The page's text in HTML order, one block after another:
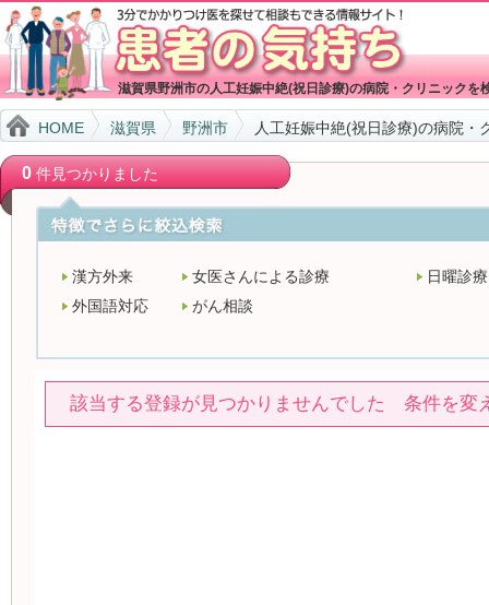
滋賀県野洲市の人工妊娠中絶(祝日診療)の病院・クリニックを
HOME 滋賀県 野洲市 人工妊娠中絶(祝日診療)の病院・
0件見つかりました
漢方外来 女医さんによる診療
日曜診療
外国語対応
がん相談
該当する登録が見つかりませんでした 条件を